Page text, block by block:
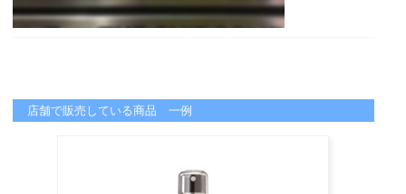
店舗で販売している商品 一例